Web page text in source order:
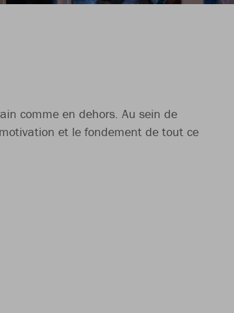
comme en dehors. Au sein de
et le fondement de tout ce